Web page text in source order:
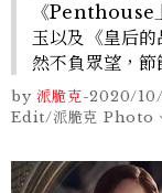
《Penthouse
玉以及《皇后
然不負眾望，
by 派脆克-2020/
Edit/派脆克 Photo